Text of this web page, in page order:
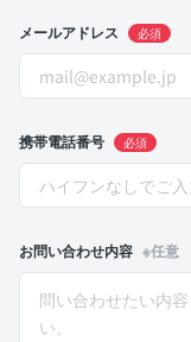
メールアドレス 必須
携帯電話番号 必須
お問い合わせ内容 ※任意